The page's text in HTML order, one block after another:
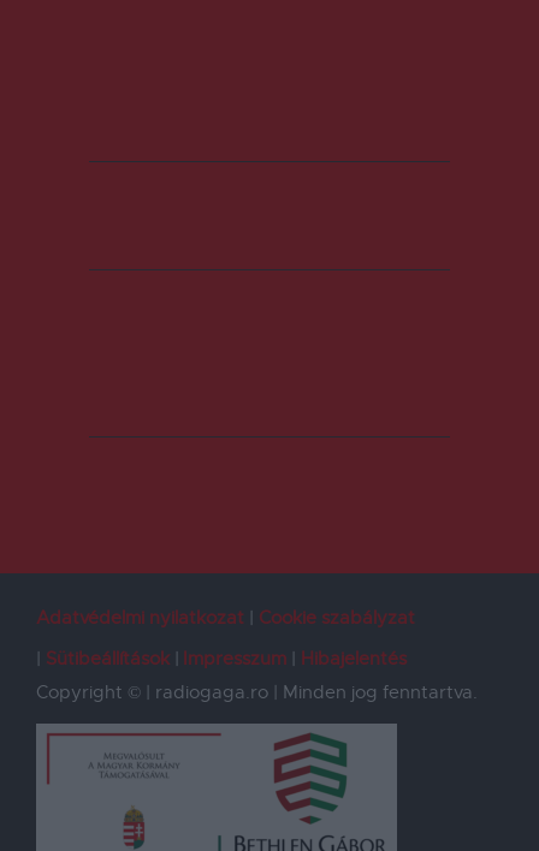
Adatvédelmi nyilatkozat
Cookie szabályzat
Sütibeállítások
Impresszum
Hibajelentés
Copyright © | radiogaga.ro | Minden jog fenntartva.